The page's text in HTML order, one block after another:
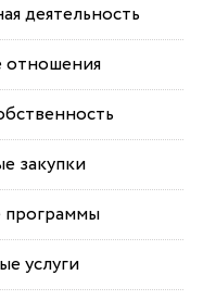
деятельность
закупки
услуги